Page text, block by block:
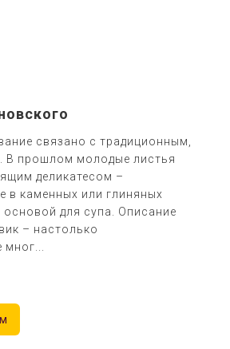
связано с традиционным,
В прошлом молодые листья
деликатесом –
в каменных или глиняных
для супа. Описание
– настолько